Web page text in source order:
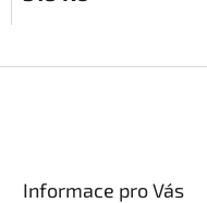
Informace pro Vás